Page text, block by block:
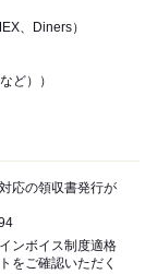
、Diners）
ど））
応の領収書発行が
ンボイス制度適格
をご確認いただく